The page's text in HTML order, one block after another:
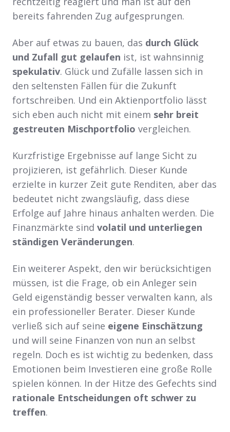
bereits fahrenden Zug aufgesprungen.
Aber auf etwas zu bauen, das durch Glück
und Zufall gut gelaufen ist, ist wahnsinnig
spekulativ. Glück und Zufälle lassen sich in
den seltensten Fällen für die Zukunft
fortschreiben. Und ein Aktienportfolio lässt
sich eben auch nicht mit einem sehr breit
gestreuten Mischportfolio vergleichen.
Kurzfristige Ergebnisse auf lange Sicht zu
projizieren, ist gefährlich. Dieser Kunde
erzielte in kurzer Zeit gute Renditen, aber das
bedeutet nicht zwangsläufig, dass diese
Erfolge auf Jahre hinaus anhalten werden. Die
Finanzmärkte sind volatil und unterliegen
ständigen Veränderungen.
Ein weiterer Aspekt, den wir berücksichtigen
müssen, ist die Frage, ob ein Anleger sein
Geld eigenständig besser verwalten kann, als
ein professioneller Berater. Dieser Kunde
verließ sich auf seine eigene Einschätzung
und will seine Finanzen von nun an selbst
regeln. Doch es ist wichtig zu bedenken, dass
Emotionen beim Investieren eine große Rolle
spielen können. In der Hitze des Gefechts sind
rationale Entscheidungen oft schwer zu
treffen.